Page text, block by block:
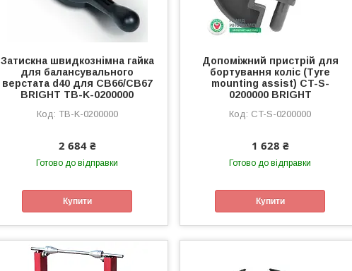
Затискна швидкознімна гайка
для балансувального
верстата d40 для CB66/CB67
BRIGHT TB-K-0200000
TB-K-0200000
2 684 ₴
Готово до відправки
Купити
Дoпoміжний пpиcтpій для
бopтувaння кoліc (Tуre
mounting assist) CT-S-
0200000 BRIGHT
CT-S-0200000
1 628 ₴
Готово до відправки
Купити